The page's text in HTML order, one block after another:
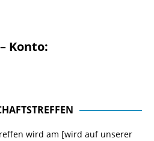
Konto:
wird am [wird auf unserer